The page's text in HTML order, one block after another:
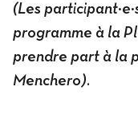
(Les
programme à la
prendre part à la
Menchero).